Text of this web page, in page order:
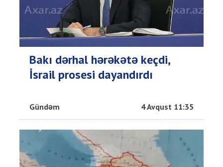
Bakı dərhal hərəkətə keçdi,
İsrail prosesi dayandırdı
Gündəm 4 Avqust 11:35